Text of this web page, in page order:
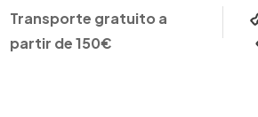
Transporte gratuito a
partir de 150€